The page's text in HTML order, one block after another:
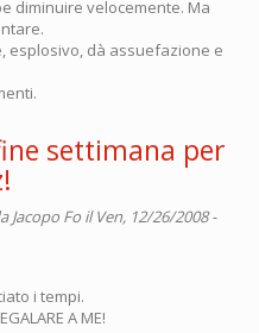
diminuire velocemente. Ma
esplosivo, dà assuefazione e
settimana per
Jacopo Fo il Ven, 12/26/2008 -
i tempi.
A ME!